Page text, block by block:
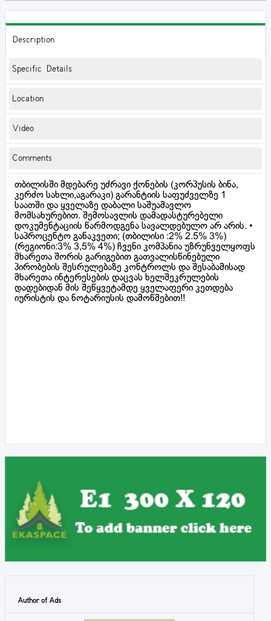
Description
Specific Details
Location
Video
Comments
თბილისში მდებარე უძრავი ქონების (კორპუსის ბინა,
კერძო სახლი,აგარაკი) გარანტიის საფუძველზე 1
საათში და ყველაზე დაბალი საშუამავლო
მომსახურებით. შემოსავლის დამადასტურებელი
დოკუმენტაციის წარმოდგენა სავალდებულო არ არის. •
საპროცენტო განაკვეთი; (თბილისი :2% 2.5% 3%)
(რეგიონი:3% 3,5% 4%) ჩვენი კომპანია უზრუნველყოფს
მხარეთა შორის გარიგებით გათვალისწინებული
პირობების შესრულებაზე კონტროლს და შესაბამისად
მხარეთა ინტერესების დაცვას ხელშეკრულების
დადებიდან მის შეწყვეტამდე ყველაფერი კეთდება
იურისტის და ნოტარიუსის დამოწმებით!!
Author of Ads